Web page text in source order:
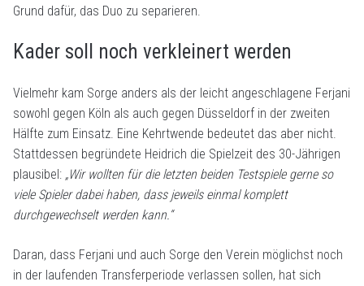
Grund dafür, das Duo zu separieren.
Kader soll noch verkleinert werden
Vielmehr kam Sorge anders als der leicht angeschlagene Ferjani
sowohl gegen Köln als auch gegen Düsseldorf in der zweiten
Hälfte zum Einsatz. Eine Kehrtwende bedeutet das aber nicht.
Stattdessen begründete Heidrich die Spielzeit des 30-Jährigen
plausibel: „Wir wollten für die letzten beiden Testspiele gerne so
viele Spieler dabei haben, dass jeweils einmal komplett
durchgewechselt werden kann.“
Daran, dass Ferjani und auch Sorge den Verein möglichst noch
in der laufenden Transferperiode verlassen sollen, hat sich